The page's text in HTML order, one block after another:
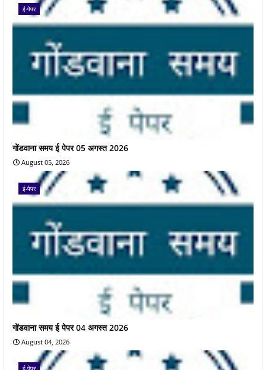
ई-पेपर
गोंडवाना समय ई पेपर 05 अगस्त 2026
August 05, 2026
ई-पेपर
गोंडवाना समय ई पेपर 04 अगस्त 2026
August 04, 2026
ई-पेपर